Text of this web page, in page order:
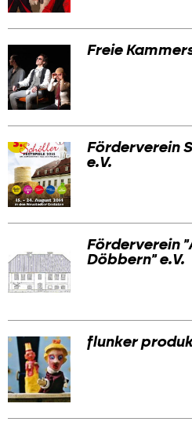
Freie
Förderverein
e.V.
Förderverein
Döbbern" e.V.
flunker